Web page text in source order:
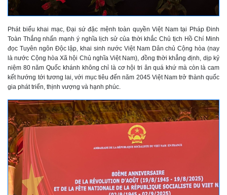
Phát biểu khai mạc, Đại sứ đặc mệnh toàn quyền Việt Nam tại Pháp Đinh
Toàn Thắng nhấn mạnh ý nghĩa lịch sử của thời khắc Chủ tịch Hồ Chí Minh
đọc Tuyên ngôn Độc lập, khai sinh nước Việt Nam Dân chủ Cộng hòa (nay
là nước Cộng hòa Xã hội Chủ nghĩa Việt Nam), đồng thời khẳng định, dịp kỷ
niệm 80 năm Quốc khánh không chỉ là cơ hội tri ân quá khứ mà còn là cam
kết hướng tới tương lai, với mục tiêu đến năm 2045 Việt Nam trở thành quốc
gia phát triển, thịnh vượng và hạnh phúc.